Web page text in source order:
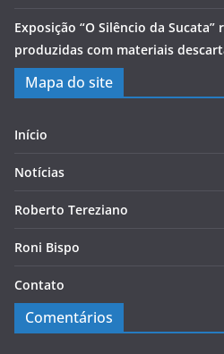
Exposição “O Silêncio da
produzidas com materiais
Mapa do site
Início
Notícias
Roberto Tereziano
Roni Bispo
Contato
Comentários